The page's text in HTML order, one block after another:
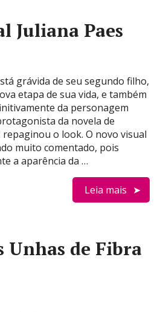
Juliana Paes
grávida de seu segundo filho,
etapa de sua vida, e também
da personagem
da novela de
o look. O novo visual
muito comentado, pois
a aparência da …
Leia mais
Unhas de Fibra